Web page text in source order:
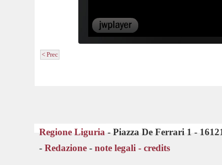
< Prec
Regione Liguria - Piazza De Ferrari 1 -
- Redazione - note legali - credits